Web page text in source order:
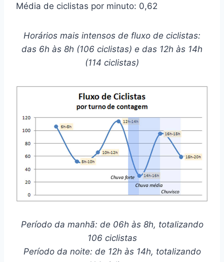
Média de ciclistas por minuto: 0,62
Horários mais intensos de fluxo de ciclistas:
das 6h às 8h (106 ciclistas) e das 12h às 14h
(114 ciclistas)
Período da manhã: de 06h às 8h, totalizando
106 ciclistas
Período da noite: de 12h às 14h, totalizando